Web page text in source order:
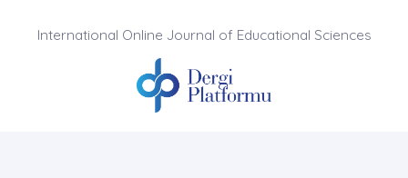
International Online Journal of Educational Sciences